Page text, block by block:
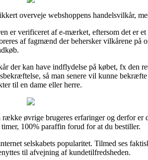
overveje webshoppens handelsvilkår,
er verificeret af e-mærket, eftersom det er
af fagmænd der behersker vilkårene på
der kan have indflydelse på købet, fx den
så man senere vil kunne
til en dame eller herre.
øvrige brugeres erfaringer og derfor er
100% paraffin forud for at du bestiller.
selskabets popularitet. Tilmed ses
til afvejning af kundetilfredsheden.